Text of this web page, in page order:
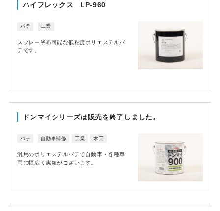
ハイフレックス LP-960
パテ 工業
スプレー塗布可能な低粘度ポリエステルパ
テです。
ドンマイシリーズは販売を終了しました。
パテ 自動車補修 工業 木工
汎用のポリエステルパテで自動車・各種車
両に幅広く実績がございます。